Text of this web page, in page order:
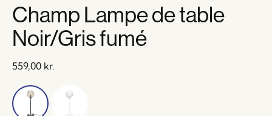
Champ Lampe de table
Noir/Gris fumé
559,00 kr.